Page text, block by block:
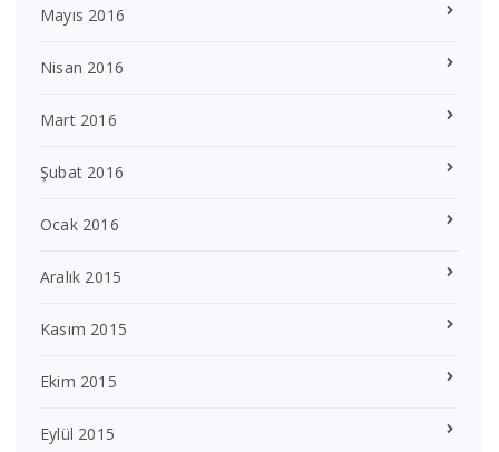
Mayıs 2016
Nisan 2016
Mart 2016
Şubat 2016
Ocak 2016
Aralık 2015
Kasım 2015
Ekim 2015
Eylül 2015